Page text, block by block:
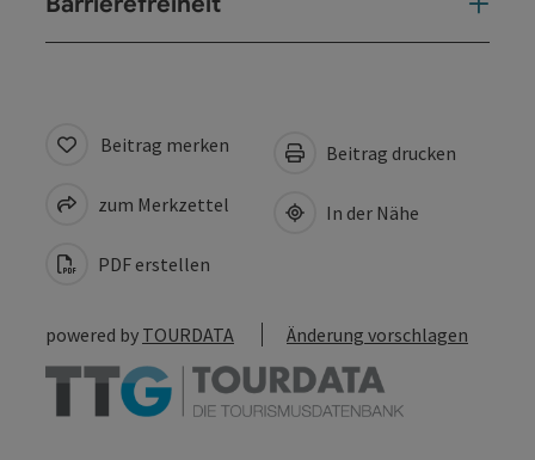
Beitrag merken
zum Merkzettel
PDF erstellen
Beitrag drucken
In der Nähe
powered by TOURDATA Änderung vorschlagen